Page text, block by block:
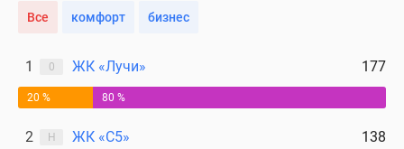
поселки
водоема
Коттеджные
поселки
Все комфорт бизнес
1 0 ЖК «Лучи» 177
20 % 80 %
2 Н ЖК «С5» 138